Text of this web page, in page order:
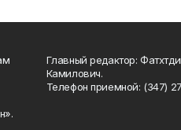
Главный редактор:
Камилович.
Телефон приемной: (347)